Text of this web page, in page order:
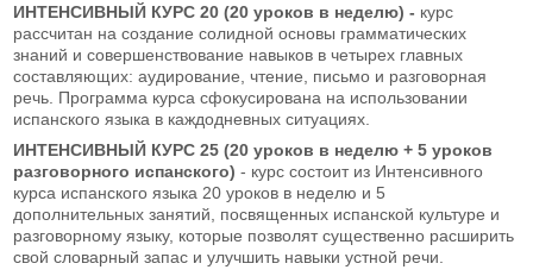
ИНТЕНСИВНЫЙ КУРС 20 (20 уроков в неделю) - курс
рассчитан на создание солидной основы грамматических
знаний и совершенствование навыков в четырех главных
составляющих: аудирование, чтение, письмо и разговорная
речь. Программа курса сфокусирована на использовании
испанского языка в каждодневных ситуациях.
ИНТЕНСИВНЫЙ КУРС 25 (20 уроков в неделю + 5 уроков
разговорного испанского) - курс состоит из Интенсивного
курса испанского языка 20 уроков в неделю и 5
дополнительных занятий, посвященных испанской культуре и
разговорному языку, которые позволят существенно расширить
свой словарный запас и улучшить навыки устной речи.